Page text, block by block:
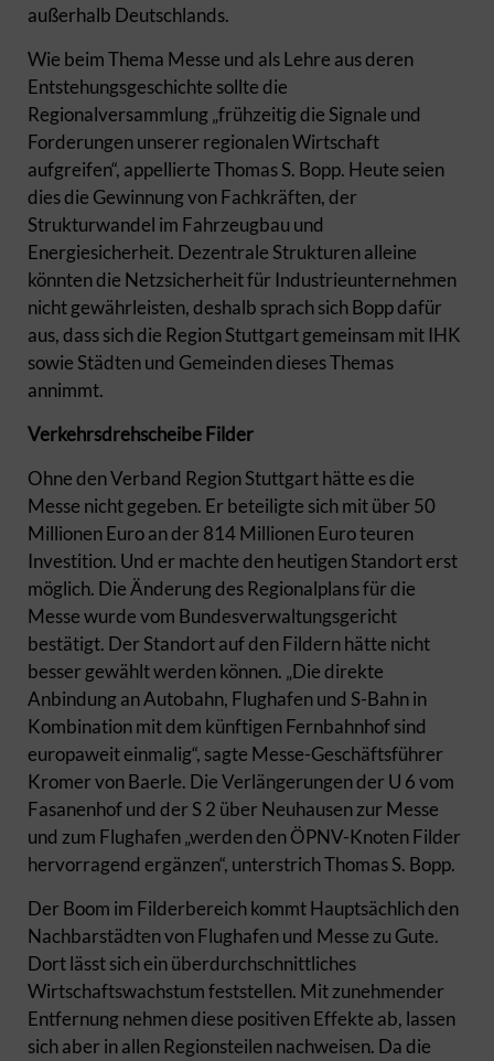
außerhalb Deutschlands.
Wie beim Thema Messe und als Lehre aus deren
Entstehungsgeschichte sollte die
Regionalversammlung „frühzeitig die Signale und
Forderungen unserer regionalen Wirtschaft
aufgreifen“, appellierte Thomas S. Bopp. Heute seien
dies die Gewinnung von Fachkräften, der
Strukturwandel im Fahrzeugbau und
Energiesicherheit. Dezentrale Strukturen alleine
könnten die Netzsicherheit für Industrieunternehmen
nicht gewährleisten, deshalb sprach sich Bopp dafür
aus, dass sich die Region Stuttgart gemeinsam mit IHK
sowie Städten und Gemeinden dieses Themas
annimmt.
Verkehrsdrehscheibe Filder
Ohne den Verband Region Stuttgart hätte es die
Messe nicht gegeben. Er beteiligte sich mit über 50
Millionen Euro an der 814 Millionen Euro teuren
Investition. Und er machte den heutigen Standort erst
möglich. Die Änderung des Regionalplans für die
Messe wurde vom Bundesverwaltungsgericht
bestätigt. Der Standort auf den Fildern hätte nicht
besser gewählt werden können. „Die direkte
Anbindung an Autobahn, Flughafen und S-Bahn in
Kombination mit dem künftigen Fernbahnhof sind
europaweit einmalig“, sagte Messe-Geschäftsführer
Kromer von Baerle. Die Verlängerungen der U 6 vom
Fasanenhof und der S 2 über Neuhausen zur Messe
und zum Flughafen „werden den ÖPNV-Knoten Filder
hervorragend ergänzen“, unterstrich Thomas S. Bopp.
Der Boom im Filderbereich kommt Hauptsächlich den
Nachbarstädten von Flughafen und Messe zu Gute.
Dort lässt sich ein überdurchschnittliches
Wirtschaftswachstum feststellen. Mit zunehmender
Entfernung nehmen diese positiven Effekte ab, lassen
sich aber in allen Regionsteilen nachweisen. Da die